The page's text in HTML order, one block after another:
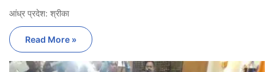
आंध्र प्रदेश: श्रीका
Read More »